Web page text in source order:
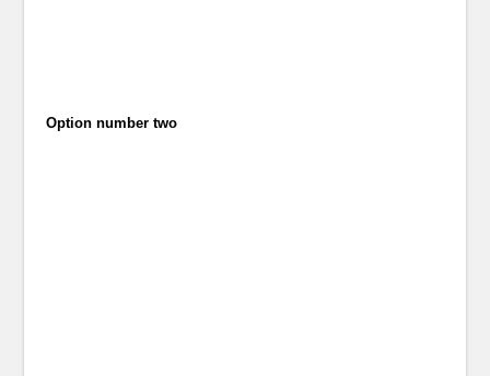
Option number two